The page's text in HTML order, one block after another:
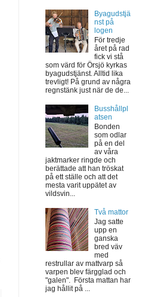
Byagudstjä
nst på
logen
För tredje
året på rad
fick vi stå
som värd för Örsjö kyrkas
byagudstjänst. Alltid lika
trevligt! På grund av några
regnstänk just när de de...
Busshållpl
atsen
Bonden
som odlar
på en del
av våra
jaktmarker ringde och
berättade att han tröskat
på ett ställe och att det
mesta varit uppätet av
vildsvin...
Två mattor
Jag satte
upp en
ganska
bred väv
med
restrullar av mattvarp så
varpen blev färgglad och
"galen". Första mattan har
jag hållit på ...